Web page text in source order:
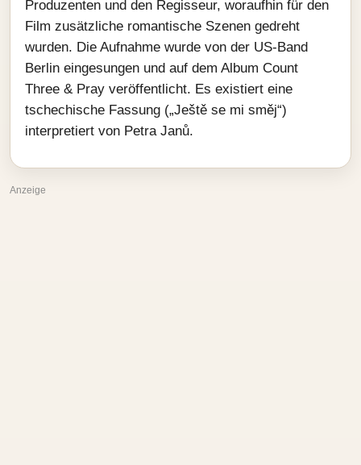
Produzenten und den Regisseur, woraufhin für den
Film zusätzliche romantische Szenen gedreht
wurden. Die Aufnahme wurde von der US-Band
Berlin eingesungen und auf dem Album Count
Three & Pray veröffentlicht. Es existiert eine
tschechische Fassung („Ještě se mi směj“)
interpretiert von Petra Janů.
Anzeige